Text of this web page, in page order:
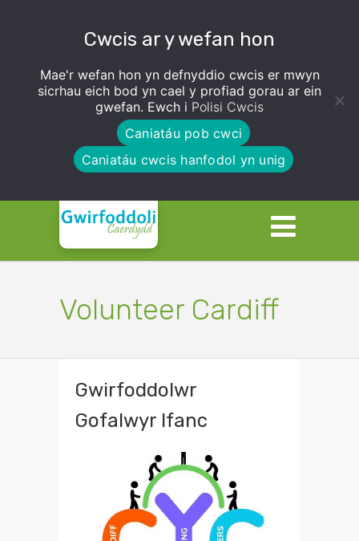
Cwcis ar y wefan hon
Mae'r wefan hon yn defnyddio cwcis er mwyn
sicrhau eich bod yn cael y profiad gorau ar ein
gwefan. Ewch i Polisi Cwcis
Caniatáu pob cwci
Caniatáu cwcis hanfodol yn unig
Volunteer Cardiff
Gwirfoddolwr
Gofalwyr Ifanc